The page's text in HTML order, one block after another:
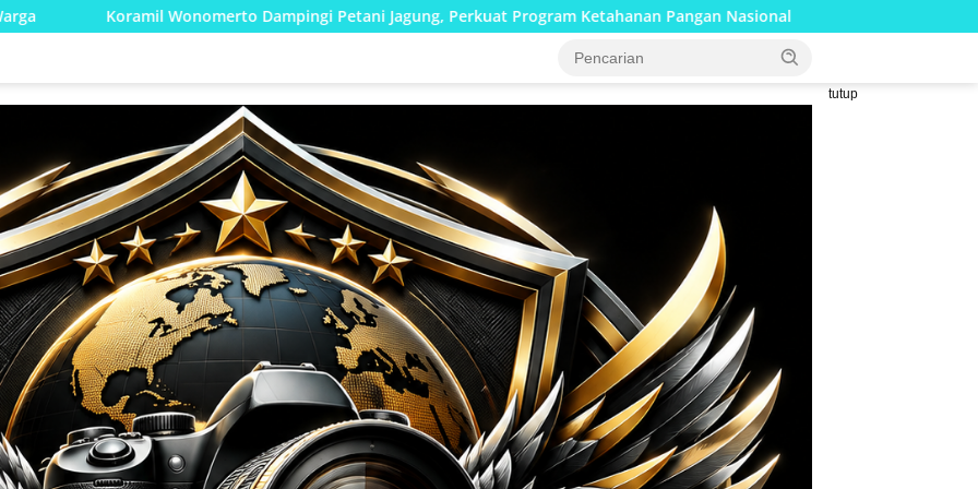
Dampingi Petani Jagung, Perkuat Program Ketahanan Pangan Nasional Percepatan Pembangunan RTLH, Anggota
tutup